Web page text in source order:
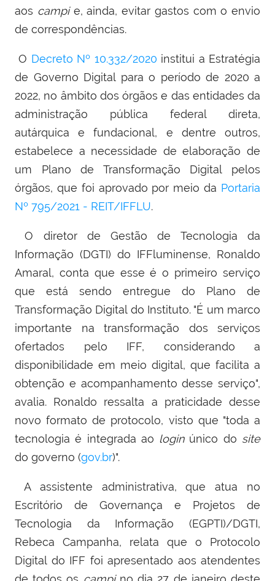
aos campie, ainda, evitar gastos com o envio
de correspondências.
O Decreto Nº 10.332/2020 institui a Estratégia
de Governo Digital para o período de 2020 a
2022, no âmbito dos órgãos e das entidades da
administração pública federal direta,
autárquica e fundacional, e dentre outros,
estabelece a necessidade de elaboração de
um Plano de Transformação Digital pelos
órgãos, que foi aprovado por meio da Portaria
Nº 795/2021 - REIT/IFFLU.
O diretor de Gestão de Tecnologia da
Informação (DGTI) do IFFluminense, Ronaldo
Amaral, conta que esse é o primeiro serviço
que está sendo entregue do Plano de
Transformação Digital do Instituto. "É um marco
importante na transformação dos serviços
ofertados pelo IFF, considerando a
disponibilidade em meio digital, que facilita a
obtenção e acompanhamento desse serviço",
avalia. Ronaldo ressalta a praticidade desse
novo formato de protocolo, visto que "toda a
tecnologia é integrada ao loginúnico do site
do governo (gov.br)".
A assistente administrativa, que atua no
Escritório de Governança e Projetos de
Tecnologia da Informação (EGPTI)/DGTI,
Rebeca Campanha, relata que o Protocolo
Digital do IFF foi apresentado aos atendentes